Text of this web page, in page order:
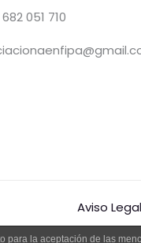
051 710
Aviso Legal
la aceptación de las